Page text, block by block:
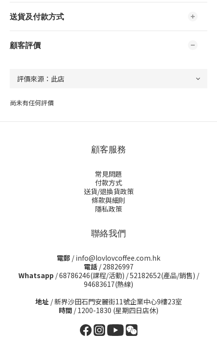
送貨及付款方式
顧客評價
尚未有任何評價
顧客服務
常見問題
付款方式
送貨/退換貨政策
條款與細則
隱私政策
聯絡我們
電郵 / info@lovlovcoffee.com.hk
電話/ 28826997
Whatsapp /68786246(課程/活動) /52182652(產品/銷售) /
94683617(熱線)
地址 / 新界沙田石門安麗街11號企業中心9樓23室
時間 / 1200-1830 (星期四日店休)